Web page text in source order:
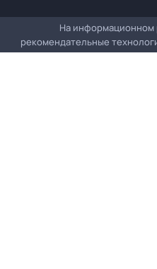
На информационном
рекомендательные